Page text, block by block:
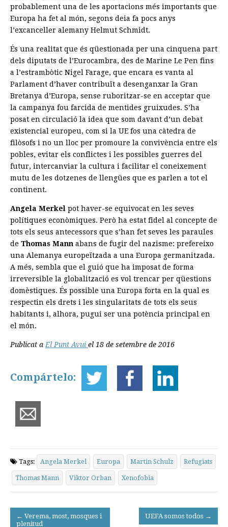
probablement una de les aportacions més importants que
Europa ha fet al món, segons deia fa pocs anys
l’excanceller alemany Helmut Schmidt.
És una realitat que és qüestionada per una cinquena part
dels diputats de l’Eurocambra, des de Marine Le Pen fins
a l’estrambòtic Nigel Farage, que encara es vanta al
Parlament d’haver contribuït a desenganxar la Gran
Bretanya d’Europa, sense ruboritzar-se en acceptar que
la campanya fou farcida de mentides gruixudes. S’ha
posat en circulació la idea que som davant d’un debat
existencial europeu, com si la UE fos una càtedra de
filòsofs i no un lloc per promoure la convivència entre els
pobles, evitar els conflictes i les possibles guerres del
futur, intercanviar la cultura i facilitar el coneixement
mutu de les dotzenes de llengües que es parlen a tot el
continent.
Angela Merkel pot haver-se equivocat en les seves
polítiques econòmiques. Però ha estat fidel al concepte de
tots els seus antecessors que s’han fet seves les paraules
de Thomas Mann abans de fugir del nazisme: prefereixo
una Alemanya europeïtzada a una Europa germanitzada.
A més, sembla que el guió que ha imposat de forma
irreversible la globalització es vol trencar per qüestions
domèstiques. És possible una Europa forta en la qual es
respectin els drets i les singularitats de tots els seus
habitants i, alhora, pugui ser una potència principal en
el món.
Publicat a El Punt Avui el 18 de setembre de 2016
Compártelo:
Tags: Angela Merkel Europa Martin Schulz Refugiats
Thomas Mann Viktor Orban Xenofobia
Post
← Verema, most, mosques i
plenitud
UEFA somos todos →